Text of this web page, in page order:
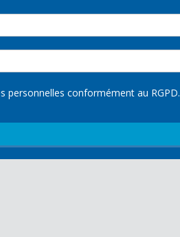
personnelles conformément au RGPD.